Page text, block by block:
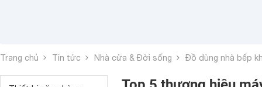
Trang chủ Tin tức Nhà cửa & Đời sống Đồ dùng nhà bếp